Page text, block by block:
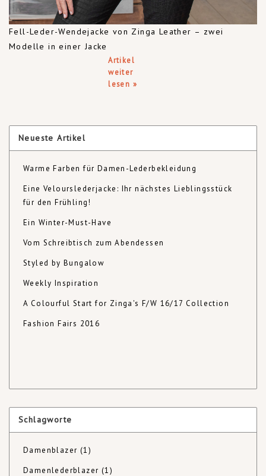
Fell-Leder-Wendejacke von Zinga Leather – zwei
Modelle in einer Jacke
Artikel
weiter
lesen »
Neueste Artikel
Warme Farben für Damen-Lederbekleidung
Eine Velourslederjacke: Ihr nächstes Lieblingsstück
für den Frühling!
Ein Winter-Must-Have
Vom Schreibtisch zum Abendessen
Styled by Bungalow
Weekly Inspiration
A Colourful Start for Zinga's F/W 16/17 Collection
Fashion Fairs 2016
Schlagworte
Damenblazer (1)
Damenlederblazer (1)